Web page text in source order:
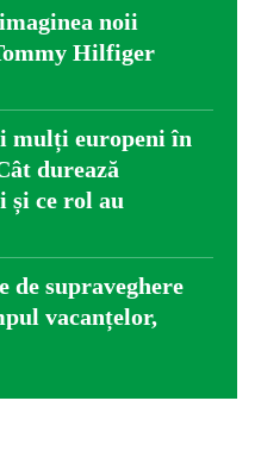
noii
Hilfiger
mulți europeni în
durează
și ce rol au
de supraveghere
vacanțelor,